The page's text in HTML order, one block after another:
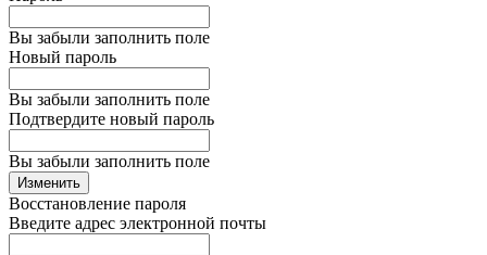
Вы забыли заполнить поле
Новый пароль
Вы забыли заполнить поле
Подтвердите новый пароль
Вы забыли заполнить поле
Изменить
Восстановление пароля
Введите адрес электронной почты